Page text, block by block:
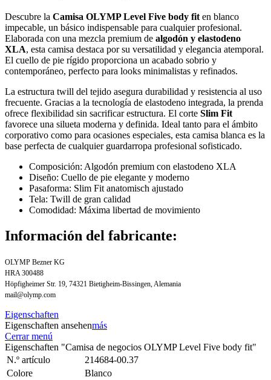
Descubre la Camisa OLYMP Level Five body fit en blanco
impecable, un básico indispensable para cualquier profesional.
Elaborada con una mezcla premium de algodón y elastodeno
XLA, esta camisa destaca por su versatilidad y elegancia atemporal.
El cuello de pie rígido proporciona un acabado sobrio y
contemporáneo, perfecto para looks minimalistas y refinados.
La estructura twill del tejido asegura durabilidad y resistencia al uso
frecuente. Gracias a la tecnología de elastodeno integrada, la prenda
ofrece flexibilidad sin sacrificar estructura. El corte Slim Fit
favorece una silueta moderna y definida. Ideal tanto para el ámbito
corporativo como para ocasiones especiales, esta camisa blanca es la
base perfecta de cualquier guardarropa profesional sofisticado.
Composición: Algodón premium con elastodeno XLA
Diseño: Cuello de pie elegante y moderno
Pasaforma: Slim Fit anatomisch ajustado
Tela: Twill de gran calidad
Comodidad: Máxima libertad de movimiento
Información del fabricante:
OLYMP Bezner KG
HRA 300488
Höpfigheimer Str. 19, 74321 Bietigheim-Bissingen, Alemania
mail@olymp.com
Eigenschaften
Eigenschaften ansehenmás
Cerrar menú
Eigenschaften "Camisa de negocios OLYMP Level Five body fit"
N.º artículo
214684-00.37
Colore
Blanco